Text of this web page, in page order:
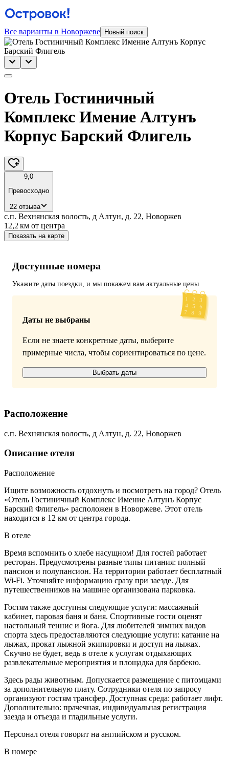
Все варианты в Новоржеве Новый поиск
Отель Гостиничный
Комплекс Имение Алтунъ
Корпус Барский Флигель
9,0
Превосходно
22 отзыва
с.п. Вехнянская волость, д Алтун, д. 22, Новоржев
12,2 км от центра
Показать на карте
Доступные номера
Укажите даты поездки, и мы покажем вам актуальные цены
Даты не выбраны
Если не знаете конкретные даты, выберите
примерные числа, чтобы сориентироваться по цене.
Выбрать даты
Расположение
с.п. Вехнянская волость, д Алтун, д. 22, Новоржев
Описание отеля
Расположение
Ищите возможность отдохнуть и посмотреть на город? Отель
«Отель Гостиничный Комплекс Имение Алтунъ Корпус
Барский Флигель» расположен в Новоржеве. Этот отель
находится в 12 км от центра города.
В отеле
Время вспомнить о хлебе насущном! Для гостей работает
ресторан. Предусмотрены разные типы питания: полный
пансион и полупансион. На территории работает бесплатный
Wi-Fi. Уточняйте информацию сразу при заезде. Для
путешественников на машине организована парковка.
Гостям также доступны следующие услуги: массажный
кабинет, паровая баня и баня. Спортивные гости оценят
настольный теннис и йога. Для любителей зимних видов
спорта здесь предоставляются следующие услуги: катание на
лыжах, прокат лыжной экипировки и доступ на лыжах.
Скучно не будет, ведь в отеле к услугам отдыхающих
развлекательные мероприятия и площадка для барбекю.
Здесь рады животным. Допускается размещение с питомцами
за дополнительную плату. Сотрудники отеля по запросу
организуют гостям трансфер. Доступная среда: работает лифт.
Дополнительно: прачечная, индивидуальная регистрация
заезда и отъезда и гладильные услуги.
Персонал отеля говорит на английском и русском.
В номере